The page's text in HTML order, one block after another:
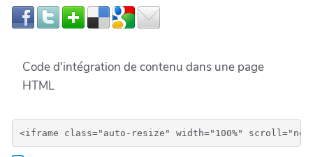
Code d'intégration de contenu dans une page
HTML